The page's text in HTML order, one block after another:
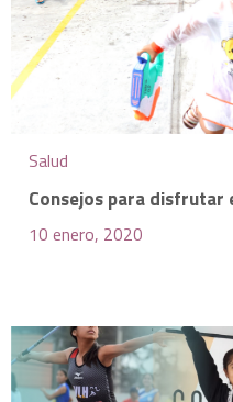
Salud
Consejos para disfrutar
10 enero, 2020